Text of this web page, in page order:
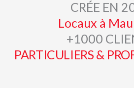
CRÉE EN
Locaux à
+1000
PARTICULIERS &